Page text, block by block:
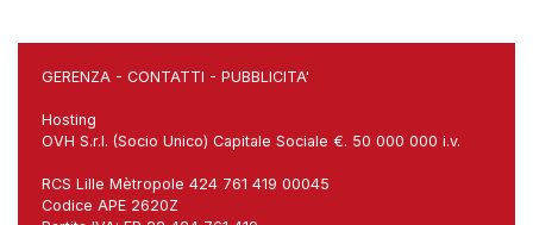
GERENZA - CONTATTI - PUBBLICITA'
Hosting
OVH S.r.l. (Socio Unico) Capitale Sociale €. 50 000 000 i.v.
RCS Lille Mètropole 424 761 419 00045
Codice APE 2620Z